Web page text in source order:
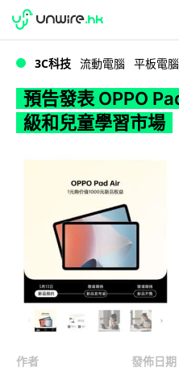
WWDC 2026
3C科技 流動電腦 平板電腦
預告發表 OPPO
級和兒童學習市場
作者
發佈日期